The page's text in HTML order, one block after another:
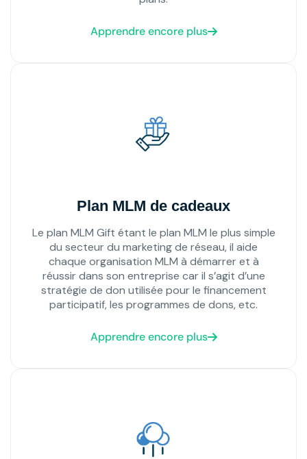
Apprendre encore plus
Plan MLM de cadeaux
Le plan MLM Gift étant le plan MLM le plus simple
du secteur du marketing de réseau, il aide
chaque organisation MLM à démarrer et à
réussir dans son entreprise car il s’agit d’une
stratégie de don utilisée pour le financement
participatif, les programmes de dons, etc.
Apprendre encore plus